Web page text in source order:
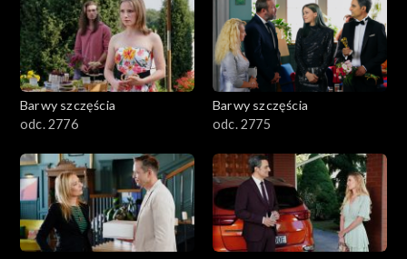
Barwy szczęścia
odc. 2776
Barwy szczęścia
odc. 2775